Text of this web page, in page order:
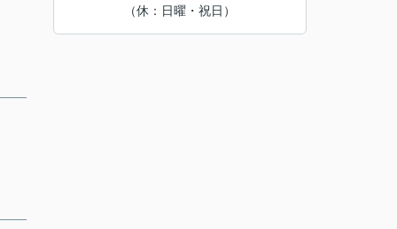
（休：日曜・祝日）